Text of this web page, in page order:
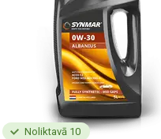
Noliktavā 10